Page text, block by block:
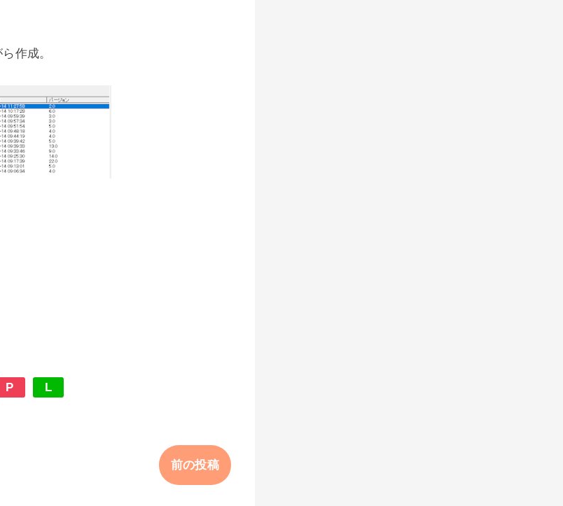
作成。
P L
前の投稿